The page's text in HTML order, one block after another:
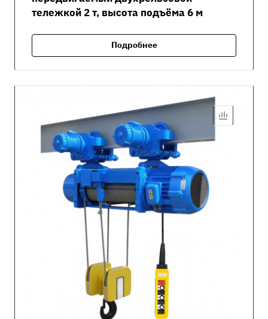
тележкой 2 т, высота подъёма 6 м
Подробнее